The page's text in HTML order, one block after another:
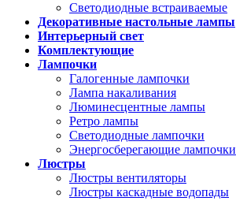
Светодиодные встраиваемые
Декоративные настольные лампы
Интерьерный свет
Комплектующие
Лампочки
Галогенные лампочки
Лампа накаливания
Люминесцентные лампы
Ретро лампы
Светодиодные лампочки
Энергосберегающие лампочки
Люстры
Люстры вентиляторы
Люстры каскадные водопады